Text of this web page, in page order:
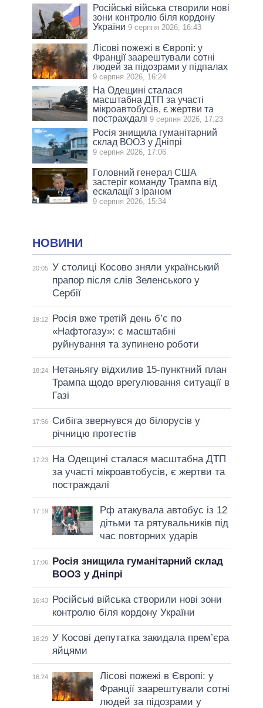
Російські війська створили нові
зони контролю біля кордону
України 9 серпня 2026, 16:43
Лісові пожежі в Європі: у
Франції заарештували сотні
людей за підозрами у підпалах
9 серпня 2026, 16:24
На Одещині сталася
масштабна ДТП за участі
мікроавтобусів, є жертви та
постраждалі 9 серпня 2026, 17:23
Росія знищила гуманітарний
склад ВООЗ у Дніпрі
9 серпня 2026, 17:06
Головний генерал США
застеріг команду Трампа від
ескалації з Іраном
9 серпня 2026, 15:34
НОВИНИ
20:05 У столиці Косово зняли український
прапор після слів Зеленського у
Сербії
19:12
Росія вже третій день б’є по
«Нафтогазу»: є масштабні
руйнування та зупинено роботи
18:24
Нетаньягу відхилив 15-пунктний план
Трампа щодо врегулювання ситуації в
Газі
17:56
Сибіга звернувся до білорусів у
річницю протестів
17:23
На Одещині сталася масштабна ДТП
за участі мікроавтобусів, є жертви та
постраждалі
17:19
Рф атакувала автобус із 12
дітьми та рятувальників під
час повторних ударів
17:06
Росія знищила гуманітарний склад
ВООЗ у Дніпрі
16:43
Російські війська створили нові зони
контролю біля кордону України
16:29 У Косові депутатка закидала прем’єра
яйцями
16:24
Лісові пожежі в Європі: у
Франції заарештували сотні
людей за підозрами у